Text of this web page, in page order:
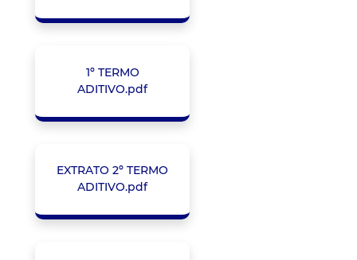
1º TERMO
ADITIVO.pdf
EXTRATO 2º TERMO
ADITIVO.pdf